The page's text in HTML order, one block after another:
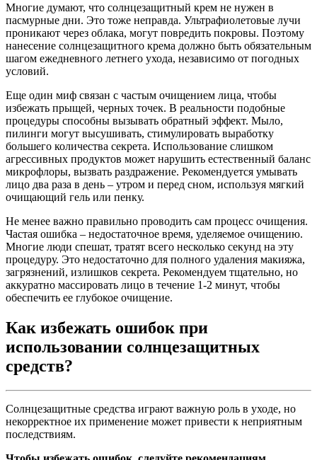
Многие думают, что солнцезащитный крем не нужен в
пасмурные дни. Это тоже неправда. Ультрафиолетовые лучи
проникают через облака, могут повредить покровы. Поэтому
нанесение солнцезащитного крема должно быть обязательным
шагом ежедневного летнего ухода, независимо от погодных
условий.
Еще один миф связан с частым очищением лица, чтобы
избежать прыщей, черных точек. В реальности подобные
процедуры способны вызывать обратный эффект. Мыло,
пилинги могут высушивать, стимулировать выработку
большего количества секрета. Использование слишком
агрессивных продуктов может нарушить естественный баланс
микрофлоры, вызвать раздражение. Рекомендуется умывать
лицо два раза в день – утром и перед сном, используя мягкий
очищающий гель или пенку.
Не менее важно правильно проводить сам процесс очищения.
Частая ошибка – недостаточное время, уделяемое очищению.
Многие люди спешат, тратят всего несколько секунд на эту
процедуру. Это недостаточно для полного удаления макияжа,
загрязнений, излишков секрета. Рекомендуем тщательно, но
аккуратно массировать лицо в течение 1-2 минут, чтобы
обеспечить ее глубокое очищение.
Как избежать ошибок при
использовании солнцезащитных
средств?
Солнцезащитные средства играют важную роль в уходе, но
некорректное их применение может привести к неприятным
последствиям.